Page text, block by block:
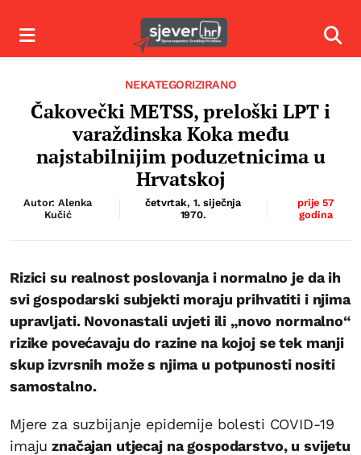
Izbornik
NEKATEGORIZIRANO
Čakovečki METSS, preloški LPT i
varaždinska Koka među
najstabilnijim poduzetnicima u
Hrvatskoj
Autor: Alenka
Kučić
četvrtak, 1. siječnja
1970.
prije 57
godina
Rizici su realnost poslovanja i normalno je da ih
svi gospodarski subjekti moraju prihvatiti i njima
upravljati. Novonastali uvjeti ili „novo normalno“
rizike povećavaju do razine na kojoj se tek manji
skup izvrsnih može s njima u potpunosti nositi
samostalno.
Mjere za suzbijanje epidemije bolesti COVID-19
imaju značajan utjecaj na gospodarstvo, u svijetu